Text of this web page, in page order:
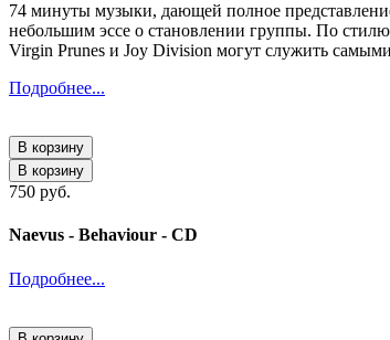
74 минуты музыки, дающей полное
небольшим эссе о становлении группы. По
Virgin Prunes и Joy Division могут служить
Подробнее...
В корзину
В корзину
750 руб.
Naevus - Behaviour - CD
Подробнее...